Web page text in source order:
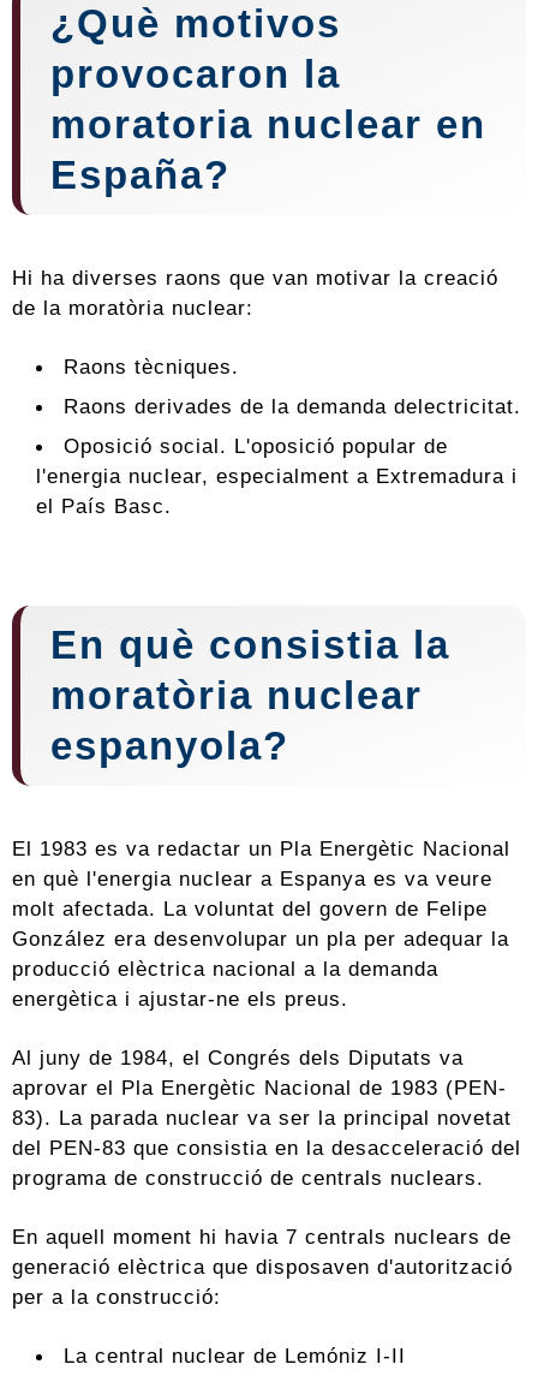
¿Què motivos
provocaron la
moratoria nuclear en
España?
Hi ha diverses raons que van motivar la creació
de la moratòria nuclear:
Raons tècniques.
Raons derivades de la demanda delectricitat.
Oposició social. L'oposició popular de
l'energia nuclear, especialment a Extremadura i
el País Basc.
En què consistia la
moratòria nuclear
espanyola?
El 1983 es ​​va redactar un Pla Energètic Nacional
en què l'energia nuclear a Espanya es va veure
molt afectada. La voluntat del govern de Felipe
González era desenvolupar un pla per adequar la
producció elèctrica nacional a la demanda
energètica i ajustar-ne els preus.
Al juny de 1984, el Congrés dels Diputats va
aprovar el Pla Energètic Nacional de 1983 (PEN-
83). La parada nuclear va ser la principal novetat
del PEN-83 que consistia en la desacceleració del
programa de construcció de centrals nuclears.
En aquell moment hi havia 7 centrals nuclears de
generació elèctrica que disposaven d'autorització
per a la construcció:
La central nuclear de Lemóniz I-II